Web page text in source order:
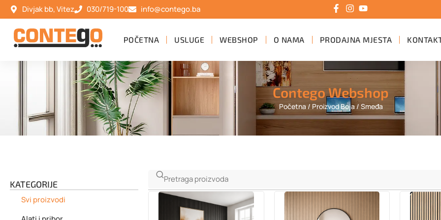
Divjak bb, Vitez 030/719-100 info@contego.ba
POČETNA USLUGE WEBSHOP O NAMA PRODAJNA MJESTA
Contego Webshop
Početna / Proizvod Boja / Smeđa
KATEGORIJE
Svi proizvodi